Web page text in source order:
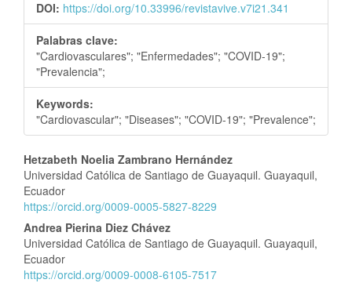
DOI: https://doi.org/10.33996/revistavive.v7i21.341
Palabras clave:
"Cardiovasculares"; "Enfermedades"; "COVID-19";
"Prevalencia";
Keywords:
"Cardiovascular"; "Diseases"; "COVID-19"; "Prevalence";
Contenido
principal
del
artículo
Hetzabeth Noelia Zambrano Hernández
Universidad Católica de Santiago de Guayaquil. Guayaquil,
Ecuador
https://orcid.org/0009-0005-5827-8229
Andrea Pierina Diez Chávez
Universidad Católica de Santiago de Guayaquil. Guayaquil,
Ecuador
https://orcid.org/0009-0008-6105-7517